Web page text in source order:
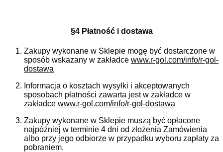
§4 Płatność i dostawa
Zakupy wykonane w Sklepie mogę być dostarczone w
sposób wskazany w zakładce www.r-gol.com/info/r-gol-
dostawa
Informacja o kosztach wysyłki i akceptowanych
sposobach płatności zawarta jest w zakładce w
zakładce www.r-gol.com/info/r-gol-dostawa
Zakupy wykonane w Sklepie muszą być opłacone
najpóźniej w terminie 4 dni od złożenia Zamówienia
albo przy jego odbiorze w przypadku wyboru zapłaty za
pobraniem.